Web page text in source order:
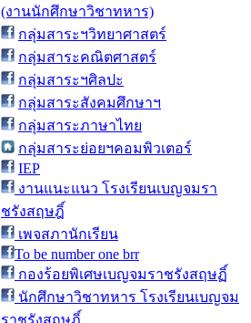
(งานนักศึกษาวิชาทหาร)
กลุ่มสาระฯวิทยาศาสตร์
กลุ่มสาระคณิตศาสตร์
กลุ่มสาระฯศิลปะ
กลุ่มสาระสังคมศึกษาฯ
กลุ่มสาระภาษาไทย
กลุ่มสาระย่อยฯคอมพิวเตอร์
IEP
งานแนะแนว โรงเรียนเบญจมรา
ชรังสฤษฎิ์
เพจสภานักเรียน
To be number one brr
กองร้อยพิเศษเบญจมราชรังสฤษฏิ์
นักศึกษาวิชาทหาร โรงเรียนเบญจม
ราชรังสฤษฎิ์